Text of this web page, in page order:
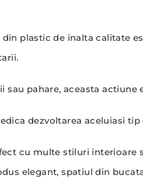
plastic de inalta calitate
pahare, aceasta actiune
dezvoltarea aceluiasi
cu multe stiluri
elegant, spatiul din